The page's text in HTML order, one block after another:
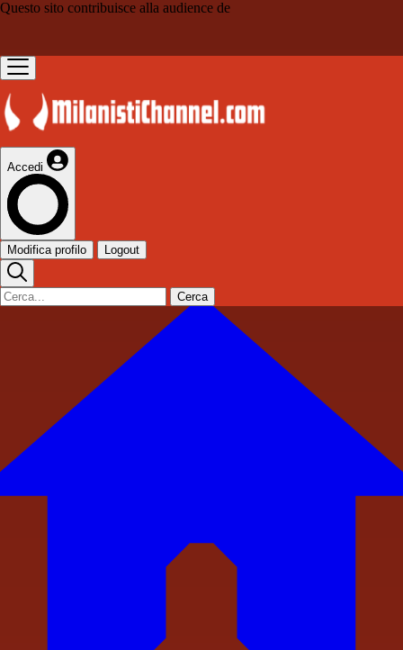
Questo sito contribuisce alla audience de
Accedi
Modifica profilo Logout
Cerca